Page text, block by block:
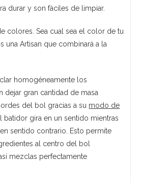
durar y son fáciles de limpiar.
colores. Sea cual sea el color de tu
una Artisan que combinará a la
homogéneamente los
dejar gran cantidad de masa
del bol gracias a su modo de
batidor gira en un sentido mientras
sentido contrario. Esto permite
al centro del bol
mezclas perfectamente